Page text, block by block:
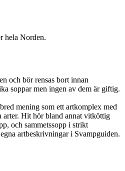
hela Norden.
och bör rensas bort innan
soppar men ingen av dem är giftig.
mening som ett artkomplex med
arter. Hit hör bland annat vitköttig
och sammetssopp i strikt
artbeskrivningar i Svampguiden.